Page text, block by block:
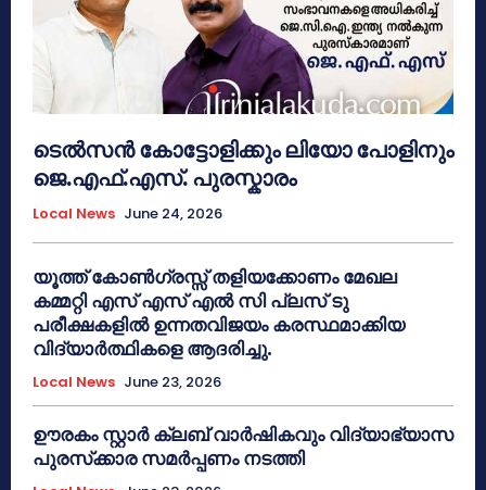
ടെൽസൻ കോട്ടോളിക്കും ലിയോ പോളിനും
ജെ.എഫ്.എസ്. പുരസ്കാരം
Local News June 24, 2026
യൂത്ത് കോൺഗ്രസ്സ് തളിയക്കോണം മേഖല
കമ്മറ്റി എസ് എസ് എൽ സി പ്ലസ് ടു
പരീക്ഷകളിൽ ഉന്നതവിജയം കരസ്ഥമാക്കിയ
വിദ്യാർത്ഥികളെ ആദരിച്ചു.
Local News June 23, 2026
ഊരകം സ്റ്റാർ ക്ലബ് വാർഷികവും വിദ്യാഭ്യാസ
പുരസ്‌ക്കാര സമർപ്പണം നടത്തി